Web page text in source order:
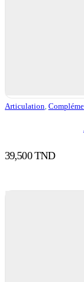
Articulation,
39,500TND